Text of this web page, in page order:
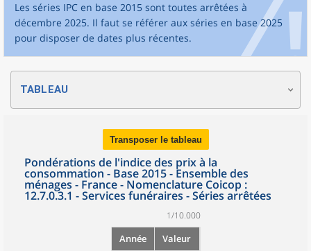
Les séries IPC en base 2015 sont toutes arrêtées à
décembre 2025. Il faut se référer aux séries en base 2025
pour disposer de dates plus récentes.
TABLEAU
Transposer le tableau
Pondérations de l'indice des prix à la
consommation - Base 2015 - Ensemble des
ménages - France - Nomenclature Coicop :
12.7.0.3.1 - Services funéraires - Séries arrêtées
1/10.000
Année
Valeur